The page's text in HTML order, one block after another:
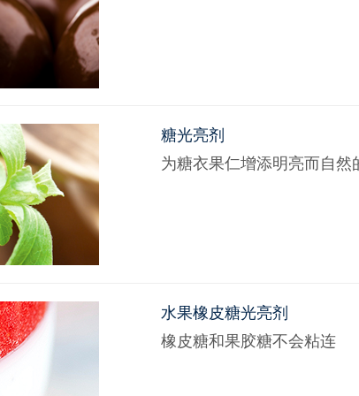
糖光亮剂
为糖衣果仁增添明亮而自然
水果橡皮糖光亮剂
橡皮糖和果胶糖不会粘连